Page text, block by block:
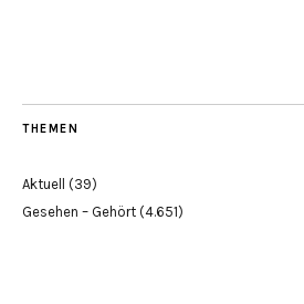
THEMEN
Aktuell (39)
Gesehen – Gehört (4.651)